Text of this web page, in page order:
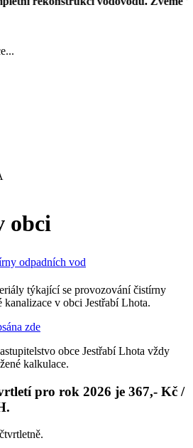
obci
týkající se provozování čistírny
v obci Jestřabí Lhota.
zde
obce Jestřabí Lhota vždy
kalkulace.
pro rok 2026 je 367,- Kč /